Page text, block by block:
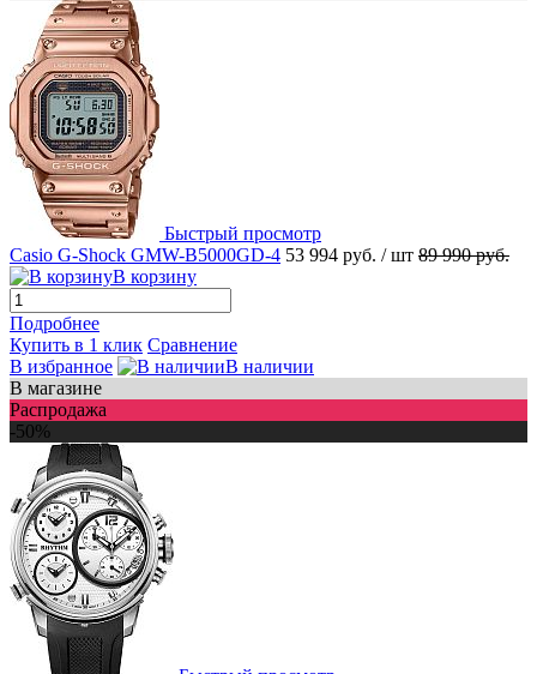
Быстрый просмотр
Casio G-Shock GMW-B5000GD-4 53 994 руб. / шт 89 990 руб.
В корзину
Подробнее
Купить в 1 клик Сравнение
В избранное
В наличии
В магазине
Распродажа
-50%